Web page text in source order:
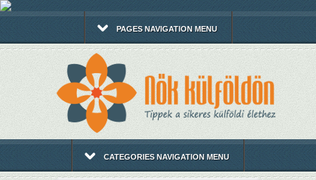
PAGES NAVIGATION MENU
CATEGORIES NAVIGATION MENU